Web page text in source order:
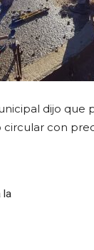
dijo que
con
la